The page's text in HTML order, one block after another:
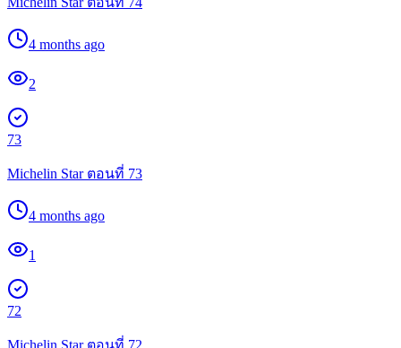
4 months ago
2
73
Michelin Star ตอนที่ 73
4 months ago
1
72
Michelin Star ตอนที่ 72